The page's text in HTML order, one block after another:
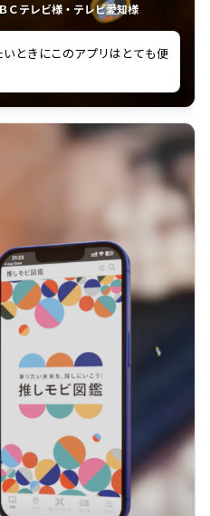
Ｃテレビ様・テレビ愛知様
組が視聴可能地域外からも見
いております！